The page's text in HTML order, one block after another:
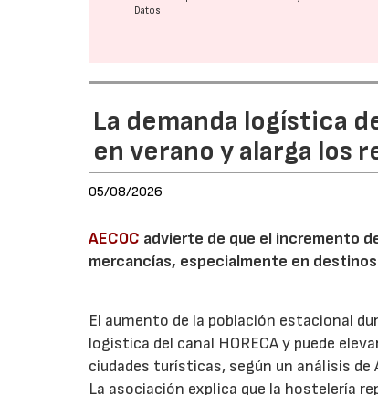
Datos
La demanda logística
en verano y alarga los
05/08/2026
AECOC advierte de que el incremento
mercancías, especialmente en
El aumento de la población estacional
logística del canal HORECA y puede
ciudades turísticas, según un análisis de
La asociación explica que la hostelería